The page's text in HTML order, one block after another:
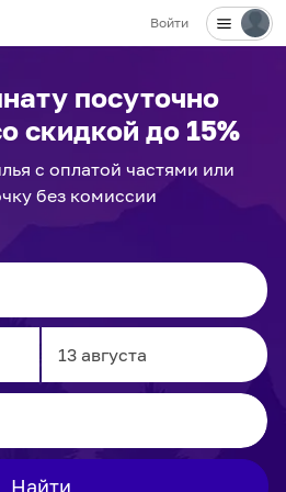
Войти
посуточно
скидкой до 15%
с оплатой частями или
без комиссии
Navigate
to
interact
Найти